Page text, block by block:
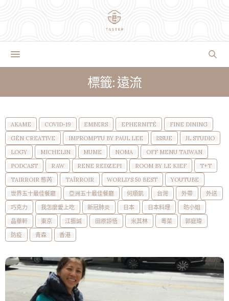
標籤: 遠流
AKAME COVID-19 EMBERS EPHERNITÉ
FINE DINING
GĒN CREATIVE
IMPROMPTU BY PAUL LEE ISSUE
JL STUDIO
LOGY
MICHELIN MUME NOMA
OFF MENU TAIWAN
PODCAST
RAW RENE REDZEPI ROOM BY LE KIEF
T+T
TAIRROIR 態芮
TAÏRROIR WORLD'S 50 BEST
YOUTUBE
世界五十最佳餐廳
亞洲五十最佳餐廳 何順凱 台灣 外帶
外送
巧克力
我怎麼愛上吃 新冠肺炎 日本 日本料理
昉小姐
晶華軒
東京 江振誠 田原諒悟 米其林 粵菜
郭庭瑋
防疫
青森 香港